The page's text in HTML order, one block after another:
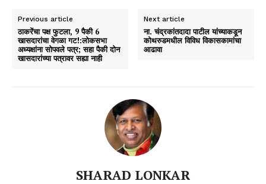
Previous article
ठाकरेंचा पक्ष फुटला, 9 पैकी 6
खासदारांचा वेगळा गट!:लोकसभा
अध्यक्षांना सोपवले पत्र; सहा पैकी दोन
खासदारांच्या पत्रावर सह्या नाही
Next article
ना. चंद्रकांतदादा पाटील यांच्याकडून
कोथरुडमधील विविध विकासकामांचा
आढावा
SHARAD LONKAR